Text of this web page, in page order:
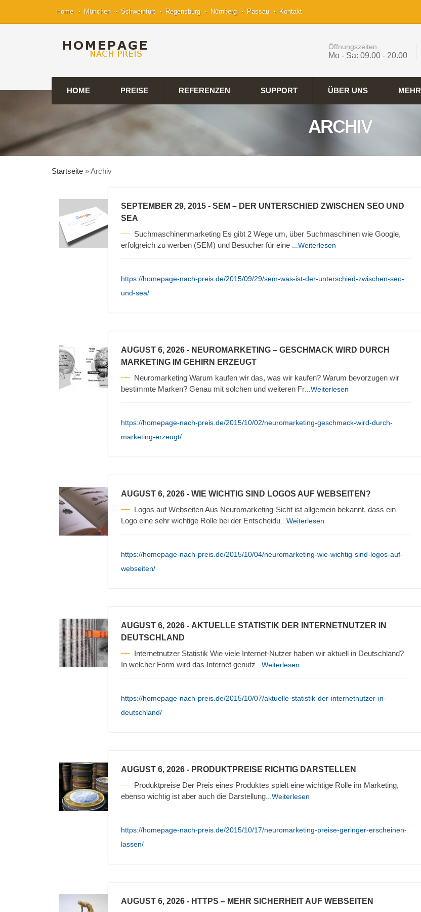
Home München Schweinfurt Regensburg Nürnberg Passau Kontakt
Öffnungszeiten
Mo - Sa: 09.00 - 20.00
HOME PREISE REFERENZEN SUPPORT ÜBER UNS MEHR
ARCHIV
Startseite »Archiv
SEPTEMBER 29, 2015 - SEM – DER UNTERSCHIED ZWISCHEN SEO UND
SEA
Suchmaschinenmarketing Es gibt 2 Wege um, über Suchmaschinen wie Google,
erfolgreich zu werben (SEM) und Besucher für eine
...Weiterlesen
https://homepage-nach-preis.de/2015/09/29/sem-was-ist-der-unterschied-zwischen-seo-
und-sea/
AUGUST 6, 2026 - NEUROMARKETING – GESCHMACK WIRD DURCH
MARKETING IM GEHIRN ERZEUGT
Neuromarketing Warum kaufen wir das, was wir kaufen? Warum bevorzugen wir
bestimmte Marken? Genau mit solchen und weiteren Fr ...Weiterlesen
https://homepage-nach-preis.de/2015/10/02/neuromarketing-geschmack-wird-durch-
marketing-erzeugt/
AUGUST 6, 2026 - WIE WICHTIG SIND LOGOS AUF WEBSEITEN?
Logos auf Webseiten Aus Neuromarketing-Sicht ist allgemein bekannt, dass ein
Logo eine sehr wichtige Rolle bei der Entscheidu ...Weiterlesen
https://homepage-nach-preis.de/2015/10/04/neuromarketing-wie-wichtig-sind-logos-auf-
webseiten/
AUGUST 6, 2026 - AKTUELLE STATISTIK DER INTERNETNUTZER IN
DEUTSCHLAND
Internetnutzer Statistik Wie viele Internet-Nutzer haben wir aktuell in Deutschland?
In welcher Form wird das Internet genutz ...Weiterlesen
https://homepage-nach-preis.de/2015/10/07/aktuelle-statistik-der-internetnutzer-in-
deutschland/
AUGUST 6, 2026 - PRODUKTPREISE RICHTIG DARSTELLEN
Produktpreise Der Preis eines Produktes spielt eine wichtige Rolle im Marketing,
ebenso wichtig ist aber auch die Darstellung ...Weiterlesen
https://homepage-nach-preis.de/2015/10/17/neuromarketing-preise-geringer-erscheinen-
lassen/
AUGUST 6, 2026 - HTTPS – MEHR SICHERHEIT AUF WEBSEITEN